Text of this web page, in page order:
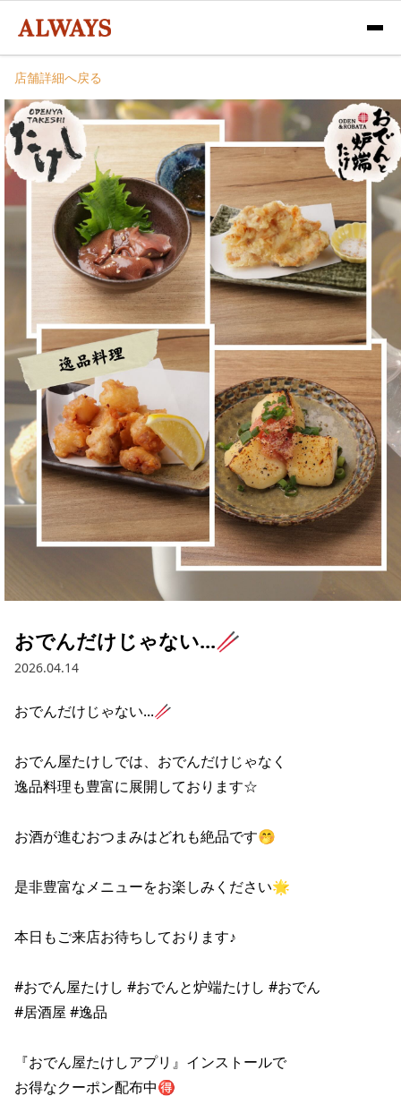
店舗詳細へ戻る
おでんだけじゃない...🥢
2026.04.14
おでんだけじゃない...🥢
おでん屋たけしでは、おでんだけじゃなく
逸品料理も豊富に展開しております☆
お酒が進むおつまみはどれも絶品です🤭
是非豊富なメニューをお楽しみください🌟
本日もご来店お待ちしております♪
#おでん屋たけし #おでんと炉端たけし #おでん
#居酒屋 #逸品
『おでん屋たけしアプリ』インストールで
お得なクーポン配布中🉐